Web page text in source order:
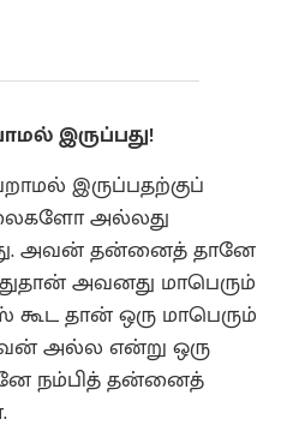
இருப்பது!
இருப்பதற்குப்
அல்லது
அவன் தன்னைத் தானே
அவனது மாபெரும்
தான் ஒரு மாபெரும்
அல்ல என்று ஒரு
நம்பித் தன்னைத்